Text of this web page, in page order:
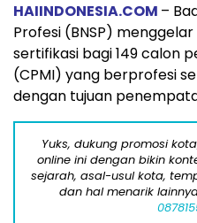
HAIINDONESIA.COM –
Profesi (BNSP)
sertifikasi bagi 149 calon
(CPMI) yang berprofesi
dengan tujuan
Yuks, dukung promosi
online ini dengan bikin
sejarah, asal-usul kota,
dan hal menarik